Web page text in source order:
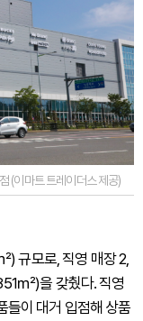
(이마트 트레이더스 제공)
규모로, 직영 매장 2,
㎡)을 갖췄다. 직영
들이 대거 입점해 상품